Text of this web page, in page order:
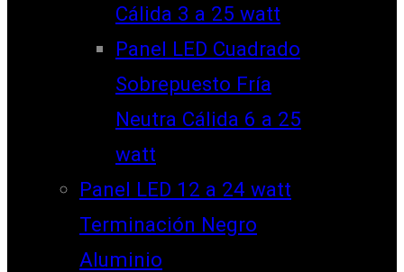
Cálida 3 a 25 watt
Panel LED Cuadrado
Sobrepuesto Fría
Neutra Cálida 6 a 25
watt
Panel LED 12 a 24 watt
Terminación Negro
Aluminio